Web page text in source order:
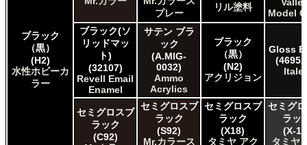
Acrylicos Vallejo Vallejo Metal Color
Acrylicos Vallejo Vallejo Model Air
Acrylicos Vallejo Vallejo Model Color
Acrylicos Vallejo Vallejo Panzer Aces
Citadel Colour Citadel
E7 Paints E7 Paints
HATAKA HOBBY Hataka
Humbrol - Hornby Hobbies Humbrol Acrylic
Humbrol of Hornby Hobbies Humbrol Enamel
ブラック
（黒）
(H2)
水性ホビーカ
ラー
プレー
リル塗料
Model
ブラック(ソ
リッドマッ
ト)
(32107)
Revell Email
Enamel
サテン ブラ
ック
(A.MIG-
0032)
Ammo
Acrylics
ブラック
（黒）
(N2)
アクリジョン
Gloss
セミグロスブ
ラック
(C92)
セミグロスブ
ラック
(S92)
Mr.カラース
セミグロスブ
ラック
(X18)
タミヤ アク
セミグ
ラッ
(X-
タミヤ